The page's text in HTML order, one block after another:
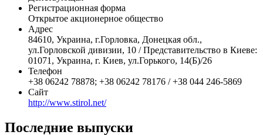
Наименование организации
ОАО "Концерн Стирол"
Статус организации
Действующая
Регистрационная форма
Открытое акционерное общество
Адрес
84610, Украина, г.Горловка, Донецкая обл.,
ул.Горловской дивизии, 10 / Представительство в Киеве:
01071, Украина, г. Киев, ул.Горького, 14(Б)/26
Телефон
Сайт